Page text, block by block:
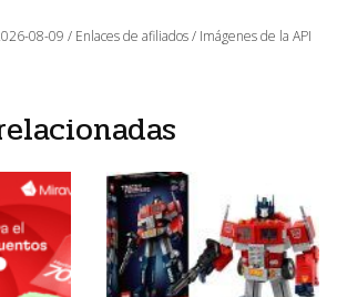
08-09 / Enlaces de afiliados / Imágenes de la API